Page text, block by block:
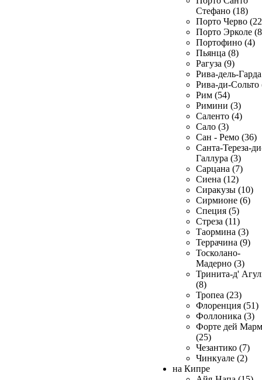
Стефано (18)
Порто Черво
Порто Эрколе
Портофино (4)
Пьянца (8)
Рагуза (9)
Рива-дель-
Рива-ди-Сольто
Рим (54)
Римини (3)
Саленто (4)
Сало (3)
Сан - Ремо (36)
Санта-Тереза-
Галлура (3)
Сарцана (7)
Сиена (12)
Сиракузы (10)
Сирмионе (6)
Специя (5)
Стреза (11)
Таормина (3)
Террачина (9)
Тосколано-
Мадерно (3)
Тринита-д'
(8)
Тропеа (23)
Флоренция (51)
Фоллоника (3)
Форте дей
(25)
Чезантико (7)
Чинкуале (2)
на Кипре